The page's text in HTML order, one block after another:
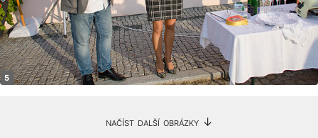
načíst další obrázky ↓